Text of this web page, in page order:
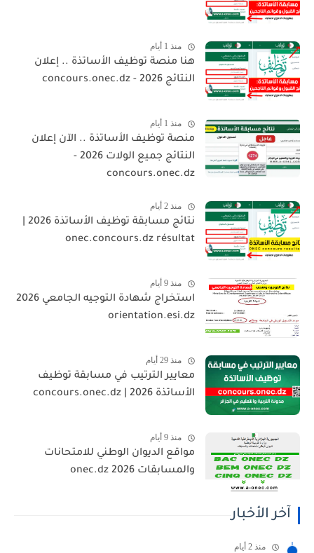
منذ 1 أيام
هنا منصة توظيف الأساتذة .. إعلان
النتائج 2026 - concours.onec.dz
منذ 1 أيام
منصة توظيف الأساتذة .. الآن إعلان
النتائج جميع الولات 2026 -
concours.onec.dz
منذ 2 أيام
نتائج مسابقة توظيف الأساتذة 2026 |
onec.concours.dz résultat
منذ 9 أيام
استخراج شهادة التوجيه الجامعي 2026
orientation.esi.dz
منذ 29 أيام
معايير الترتيب في مسابقة توظيف
الأساتذة 2026 | concours.onec.dz
منذ 9 أيام
مواقع الديوان الوطني للامتحانات
والمسابقات 2026 onec.dz
آخر الأخبار
منذ 2 أيام